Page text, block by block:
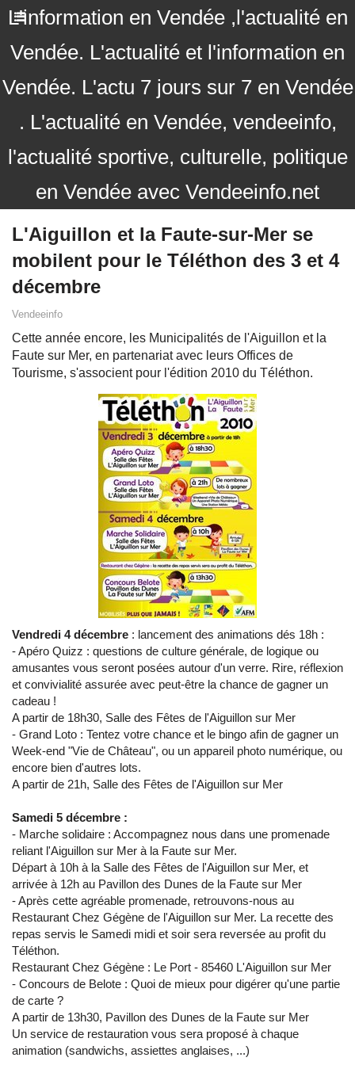
L'information en Vendée ,l'actualité en
Vendée. L'actualité et l'information en
Vendée. L'actu 7 jours sur 7 en Vendée
. L'actualité en Vendée, vendeeinfo,
l'actualité sportive, culturelle, politique
en Vendée avec Vendeeinfo.net
L'Aiguillon et la Faute-sur-Mer se
mobilent pour le Téléthon des 3 et 4
décembre
Vendeeinfo
Cette année encore, les Municipalités de l'Aiguillon et la
Faute sur Mer, en partenariat avec leurs Offices de
Tourisme, s'associent pour l'édition 2010 du Téléthon.
Vendredi 4 décembre : lancement des animations dés 18h :
- Apéro Quizz : questions de culture générale, de logique ou
amusantes vous seront posées autour d'un verre. Rire, réflexion
et convivialité assurée avec peut-être la chance de gagner un
cadeau !
A partir de 18h30, Salle des Fêtes de l'Aiguillon sur Mer
- Grand Loto : Tentez votre chance et le bingo afin de gagner un
Week-end "Vie de Château", ou un appareil photo numérique, ou
encore bien d'autres lots.
A partir de 21h, Salle des Fêtes de l'Aiguillon sur Mer
Samedi 5 décembre :
- Marche solidaire : Accompagnez nous dans une promenade
reliant l'Aiguillon sur Mer à la Faute sur Mer.
Départ à 10h à la Salle des Fêtes de l'Aiguillon sur Mer, et
arrivée à 12h au Pavillon des Dunes de la Faute sur Mer
- Après cette agréable promenade, retrouvons-nous au
Restaurant Chez Gégène de l'Aiguillon sur Mer. La recette des
repas servis le Samedi midi et soir sera reversée au profit du
Téléthon.
Restaurant Chez Gégène : Le Port - 85460 L'Aiguillon sur Mer
- Concours de Belote : Quoi de mieux pour digérer qu'une partie
de carte ?
A partir de 13h30, Pavillon des Dunes de la Faute sur Mer
Un service de restauration vous sera proposé à chaque
animation (sandwichs, assiettes anglaises, ...)